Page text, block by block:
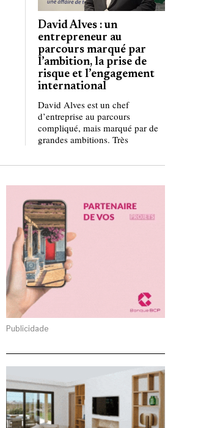
David Alves : un
entrepreneur au
parcours marqué par
l’ambition, la prise de
risque et l’engagement
international
David Alves est un chef
d’entreprise au parcours
compliqué, mais marqué par de
grandes ambitions. Très
Publicidade